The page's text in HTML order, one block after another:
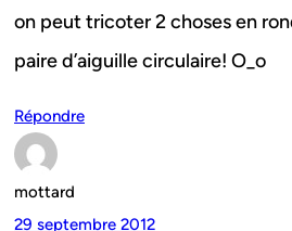
on peut tricoter 2 choses en
paire d’aiguille circulaire! O_o
Répondre
mottard
29 septembre 2012